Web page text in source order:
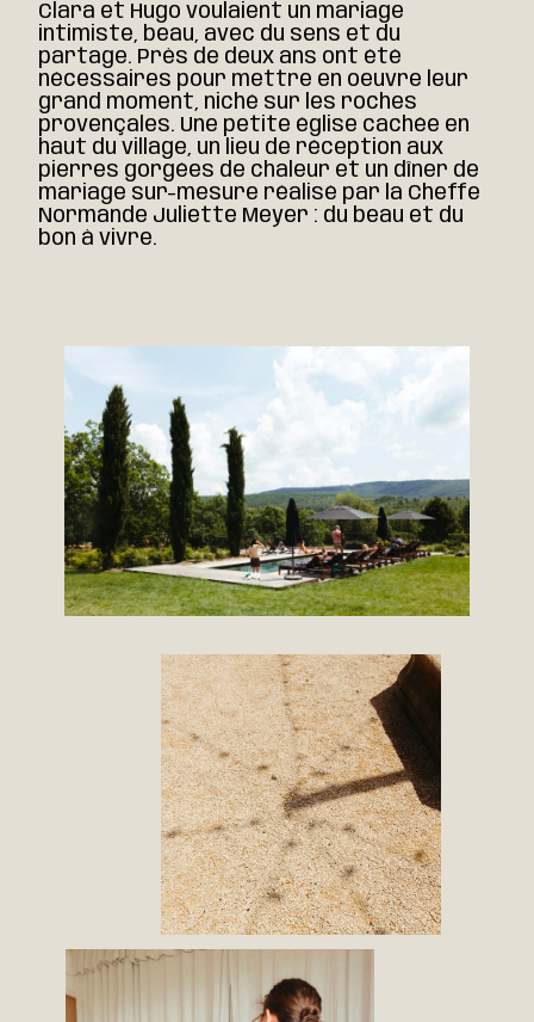
Clara et Hugo voulaient un mariage
intimiste, beau, avec du sens et du
partage. Près de deux ans ont été
nécessaires pour mettre en oeuvre leur
grand moment, niché sur les roches
provençales. Une petite église cachée en
haut du village, un lieu de réception aux
pierres gorgées de chaleur et un dîner de
mariage sur-mesure réalisé par la Cheffe
Normande Juliette Meyer : du beau et du
bon à vivre.